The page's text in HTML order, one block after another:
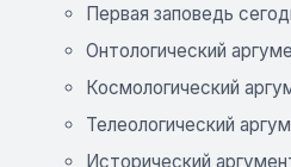
Первая заповедь
Онтологический
Космологический
Телеологический
Исторический